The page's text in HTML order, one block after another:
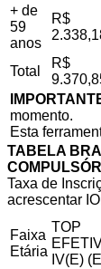
+ de
59
anos
R$
Total
R$
momento.
Esta
TABELA
Taxa de
acrescentar
Faixa
Etária
TOP
IV(E)